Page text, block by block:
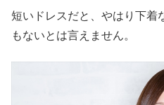
短いドレスだと、やはり下着
もないとは言えません。